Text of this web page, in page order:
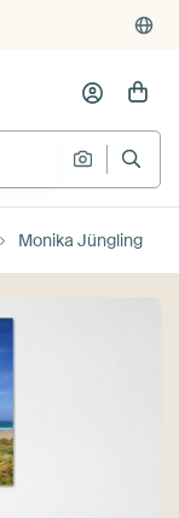
Suche
Monika Jüngling